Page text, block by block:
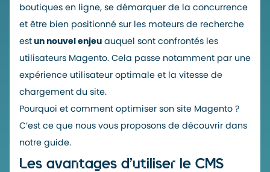
boutiques en ligne, se démarquer de la concurrence
et être bien positionné sur les moteurs de recherche
est un nouvel enjeu auquel sont confrontés les
utilisateurs Magento. Cela passe notamment par une
expérience utilisateur optimale et la vitesse de
chargement du site.
Pourquoi et comment optimiser son site Magento ?
C’est ce que nous vous proposons de découvrir dans
notre guide.
Les avantages d’utiliser le CMS